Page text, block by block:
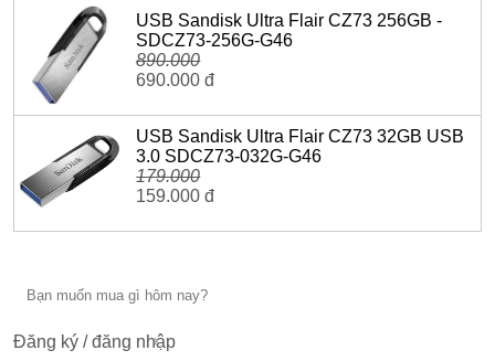
USB Sandisk Ultra Flair CZ73 256GB -
SDCZ73-256G-G46
890.000
690.000 đ
USB Sandisk Ultra Flair CZ73 32GB USB
3.0 SDCZ73-032G-G46
179.000
159.000 đ
Đăng ký / đăng nhập